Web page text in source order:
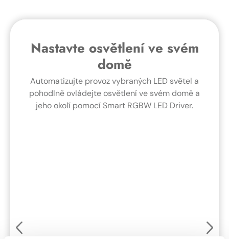
Nastavte osvětlení ve svém
domě
Automatizujte provoz vybraných LED světel a
pohodlně ovládejte osvětlení ve svém domě a
jeho okolí pomocí Smart RGBW LED Driver.